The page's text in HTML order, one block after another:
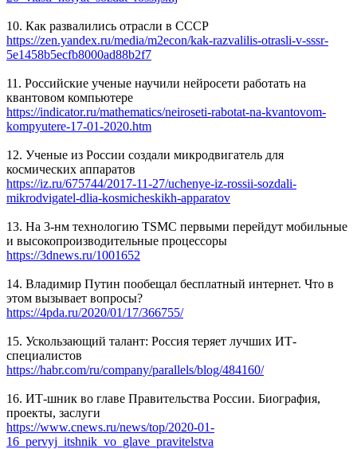
10. Как развалились отрасли в СССР
https://zen.yandex.ru/media/m2econ/kak-razvalilis-otrasli-v-sssr-
5e1458b5ecfb8000ad88b2f7
11. Российские ученые научили нейросети работать на
квантовом компьютере
https://indicator.ru/mathematics/neiroseti-rabotat-na-kvantovom-
kompyutere-17-01-2020.htm
12. Ученые из России создали микродвигатель для
космических аппаратов
https://iz.ru/675744/2017-11-27/uchenye-iz-rossii-sozdali-
mikrodvigatel-dlia-kosmicheskikh-apparatov
13. На 3-нм технологию TSMC первыми перейдут мобильные
и высокопроизводительные процессоры
https://3dnews.ru/1001652
14. Владимир Путин пообещал бесплатный интернет. Что в
этом вызывает вопросы?
https://4pda.ru/2020/01/17/366755/
15. Ускользающий талант: Россия теряет лучших ИТ-
специалистов
https://habr.com/ru/company/parallels/blog/484160/
16. ИТ-шник во главе Правительства России. Биография,
проекты, заслуги
https://www.cnews.ru/news/top/2020-01-
16_pervyj_itshnik_vo_glave_pravitelstva